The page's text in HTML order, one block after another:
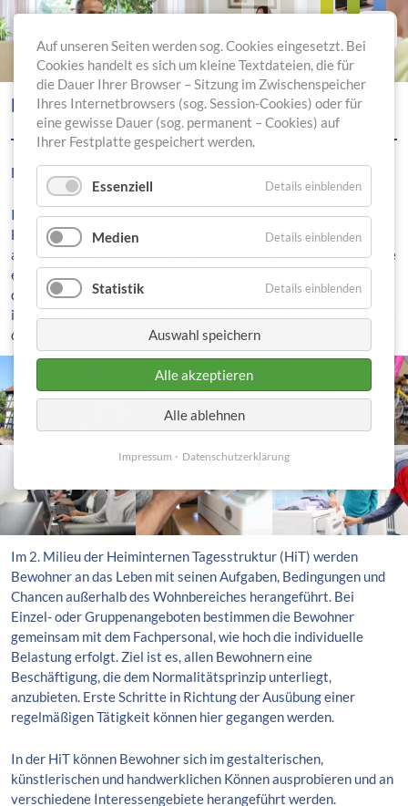
HEIMINTERNE TAGESSTRUKTUR
Die Heiminterne Tagesstruktur gliedert sich in zwei Bereiche:
In den Wohnbereichen (1. Milieu) werden Bewohner gefördert,
Eigenverantwortung zu übernehmen und eine Tagesstruktur
aufzubauen. Gemeinsam werden persönliche Tagesstrukturpläne
erstellt, um eine tägliche Routine zu erarbeiten. Die Gestaltung
der Freizeit wie auch die Bewältigung der alltäglichen Aufgaben
in der Selbstfürsorge wie Körper- und Kleiderpflege, aber auch in
der Hauswirtschaft stehen hier im Mittelpunkt.
Im 2. Milieu der Heiminternen Tagesstruktur (HiT) werden
Bewohner an das Leben mit seinen Aufgaben, Bedingungen und
Chancen außerhalb des Wohnbereiches herangeführt. Bei
Einzel- oder Gruppenangeboten bestimmen die Bewohner
gemeinsam mit dem Fachpersonal, wie hoch die individuelle
Belastung erfolgt. Ziel ist es, allen Bewohnern eine
Beschäftigung, die dem Normalitätsprinzip unterliegt,
anzubieten. Erste Schritte in Richtung der Ausübung einer
regelmäßigen Tätigkeit können hier gegangen werden.
In der HiT können Bewohner sich im gestalterischen,
künstlerischen und handwerklichen Können ausprobieren und an
verschiedene Interessengebiete herangeführt werden.
Auf unseren Seiten werden sog. Cookies eingesetzt. Bei
Cookies handelt es sich um kleine Textdateien, die für
die Dauer Ihrer Browser – Sitzung im Zwischenspeicher
Ihres Internetbrowsers (sog. Session-Cookies) oder für
eine gewisse Dauer (sog. permanent – Cookies) auf
Ihrer Festplatte gespeichert werden.
Essenziell Details einblenden
Medien Details einblenden
Statistik Details einblenden
Auswahl speichern
Alle akzeptieren
Alle ablehnen
Impressum Datenschutzerklärung